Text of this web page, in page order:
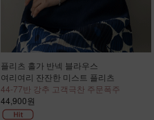
플리츠 홀가 반넥 블라우스
여리여리 잔잔한 미스트 플리츠
44-77반 강추 고객극찬 주문폭주
44,900원